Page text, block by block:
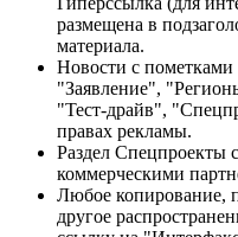
размещена в
материала.
Новости с
"Заявление",
"Тест-драйв",
правах рекламы.
Раздел Спецпроекты
коммерческими
Любое копирование,
другое